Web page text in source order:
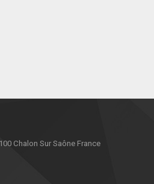
Chalon Sur Saône France